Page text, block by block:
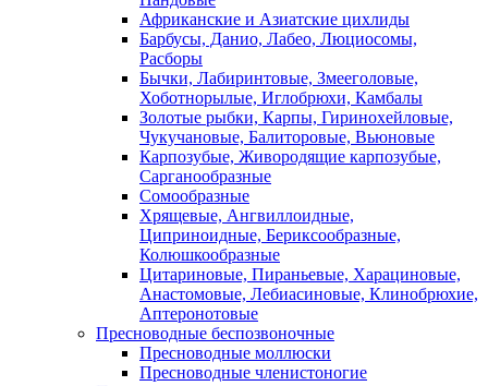
Африканские и Азиатские цихлиды
Барбусы, Данио, Лабео, Люциосомы,
Расборы
Бычки, Лабиринтовые, Змееголовые,
Хоботнорылые, Иглобрюхи, Камбалы
Золотые рыбки, Карпы, Гиринохейловые,
Чукучановые, Балиторовые, Вьюновые
Карпозубые, Живородящие карпозубые,
Сарганообразные
Сомообразные
Хрящевые, Ангвиллоидные,
Циприноидные, Бериксообразные,
Колюшкообразные
Цитариновые, Пираньевые, Харациновые,
Анастомовые, Лебиасиновые, Клинобрюхие,
Аптеронотовые
Пресноводные беспозвоночные
Пресноводные моллюски
Пресноводные членистоногие